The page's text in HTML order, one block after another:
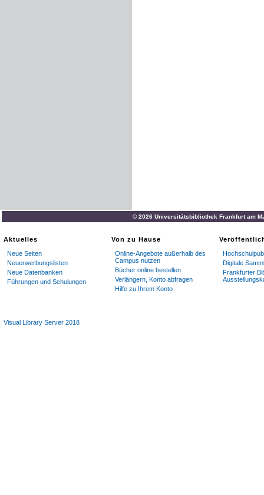
© 2026 Universitätsbibliothek Frankfurt am
Aktuelles
Neue Seiten
Neuerwerbungslisten
Neue Datenbanken
Führungen und Schulungen
Von zu Hause
Online-Angebote außerhalb des
Campus nutzen
Bücher online bestellen
Verlängern, Konto abfragen
Hilfe zu Ihrem Konto
Digitale
Frankfurter
Visual Library Server 2018